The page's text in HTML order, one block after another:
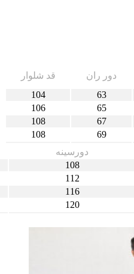
دور ران
قد شلوار
63
104
65
106
67
108
69
108
دورسینه
108
112
116
120